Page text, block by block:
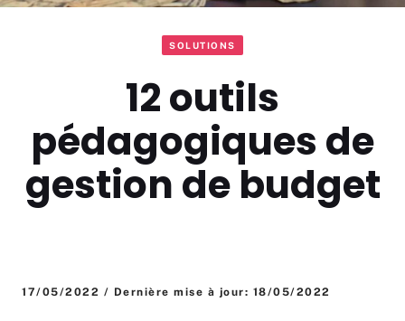
SOLUTIONS
12 outils
pédagogiques de
gestion de budget
17/05/2022 / Dernière mise à jour: 18/05/2022